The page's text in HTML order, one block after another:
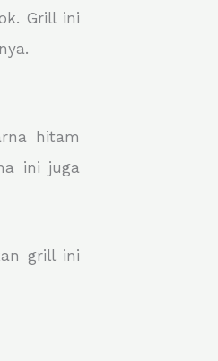
Grill ini
hitam
ini juga
grill ini